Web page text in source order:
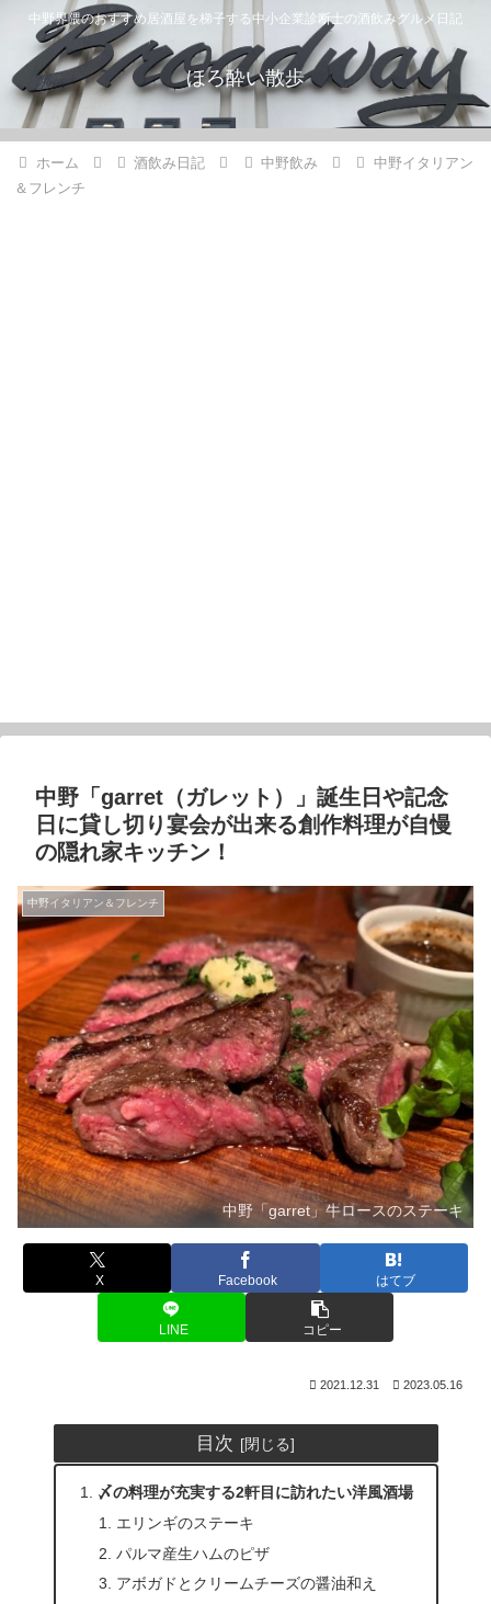
中野界隈のおすすめ居酒屋を梯子する中小企業診断士の酒飲みグルメ日記
ほろ酔い散歩
ホーム 酒飲み日記 中野飲み
中野イタリアン
＆フレンチ
中野「garret（ガレット）」誕生日や記念
日に貸し切り宴会が出来る創作料理が自慢
の隠れ家キッチン！
中野イタリアン＆フレンチ
中野「garret」牛ロースのステーキ
X Facebook はてブ
LINE コピー
2021.12.31 2023.05.16
目次
〆の料理が充実する2軒目に訪れたい洋風酒場
エリンギのステーキ
パルマ産生ハムのピザ
アボガドとクリームチーズの醤油和え